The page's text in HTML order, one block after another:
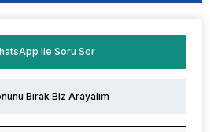
ile Soru Sor
Bırak Biz Arayalım